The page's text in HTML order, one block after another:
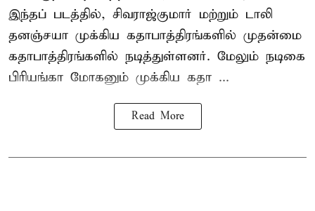
இந்தப் படத்தில், சிவராஜ்குமார் மற்றும் டாலி
தனஞ்சயா முக்கிய கதாபாத்திரங்களில் முதன்மை
கதாபாத்திரங்களில் நடித்துள்ளனர். மேலும் நடிகை
பிரியங்கா மோகனும் முக்கிய கதா ...
Read More